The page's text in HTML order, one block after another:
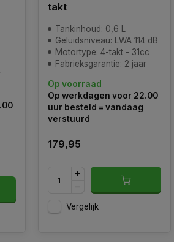
takt
Tankinhoud: 0,6 L
Geluidsniveau: LWA 114 dB
Motortype: 4-takt - 31cc
Fabrieksgarantie: 2 jaar
Op voorraad
Op werkdagen voor 22.00
uur besteld = vandaag
verstuurd
179,95
Vergelijk